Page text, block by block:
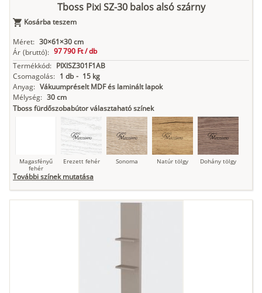
Antracit Matt fekete
Tboss Pixi SZ-30 balos alsó szárny
Kosárba teszem
Méret: 30×61×30 cm
Ár (bruttó): 97 790 Ft /db
Termékkód: PIXISZ301F1AB
Csomagolás: 1 db - 15 kg
Anyag: Vákuumpréselt MDF és laminált lapok
Mélység: 30 cm
Tboss fürdőszobabútor választaható színek
Magasfényű
fehér
Erezett fehér Sonoma Natúr tölgy Dohány tölgy
További színek mutatása